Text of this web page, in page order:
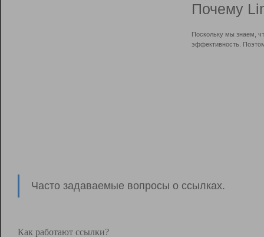
Почему
Поскольку мы знаем,
эффективность.
Часто задаваемые вопросы о ссылках.
Как работают ссылки?